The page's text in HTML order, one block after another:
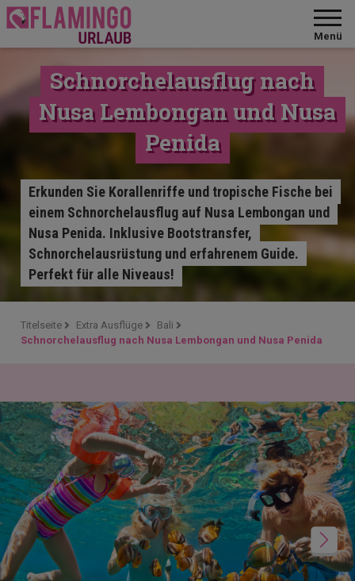
Menü
Schnorchelausflug nach
Nusa Lembongan und Nusa
Penida
Erkunden Sie Korallenriffe und tropische Fische bei
einem Schnorchelausflug auf Nusa Lembongan und
Nusa Penida. Inklusive Bootstransfer,
Schnorchelausrüstung und erfahrenem Guide.
Perfekt für alle Niveaus!
Titelseite Extra Ausflüge
Bali
Schnorchelausflug nach Nusa Lembongan und Nusa Penida